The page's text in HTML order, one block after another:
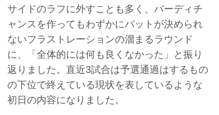
サイドのラフに外すことも多く、バーディチ
ャンスを作ってもわずかにパットが決められ
ないフラストレーションの溜まるラウンド
に、「全体的には何も良くなかった」と振り
返りました。直近3試合は予選通過はするもの
の下位で終えている現状を表しているような
初日の内容になりました。